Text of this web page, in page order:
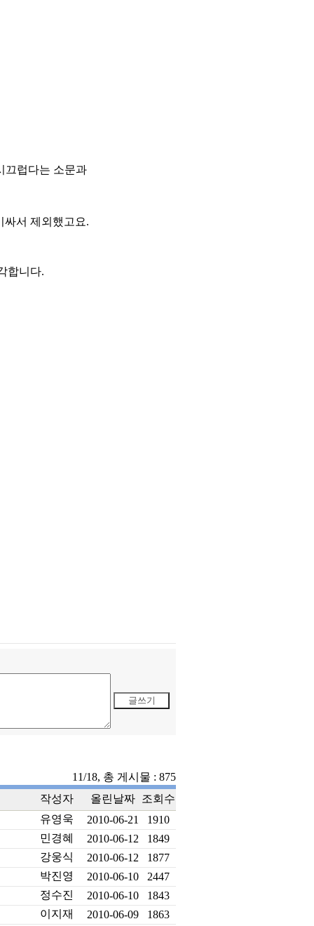
끄럽다는 소문과
싸서 제외했고요.
합니다.
11/18, 총 게시물 : 875
작성자
올린날짜 조회수
유영욱
2010-06-21
1910
민경혜
2010-06-12
1849
강웅식
2010-06-12
1877
박진영
2010-06-10
2447
정수진
2010-06-10
1843
이지재
2010-06-09
1863